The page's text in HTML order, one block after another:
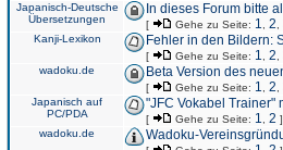
Japanisch-Deutsche
Übersetzungen
In dieses Forum bitte
[ Gehe zu Seite: 1 2
Kanji-Lexikon
Fehler in den Bildern:
[ Gehe zu Seite: 1 2
wadoku.de
Beta Version des
[ Gehe zu Seite: 1 2
Japanisch auf
PC/PDA
"JFC Vokabel Trainer"
[ Gehe zu Seite: 1 2 ]
wadoku.de
Wadoku-